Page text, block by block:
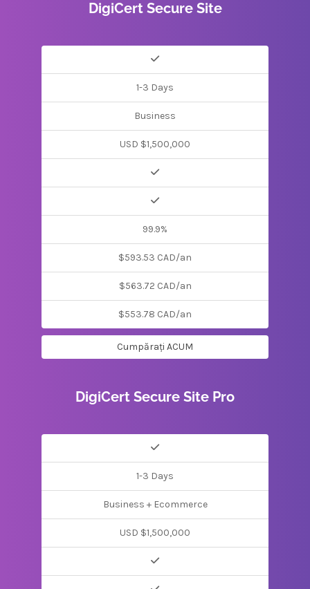
DigiCert Secure Site
1-3 Days
Business
USD $1,500,000
99.9%
$593.53 CAD/an
$563.72 CAD/an
$553.78 CAD/an
Cumpărați ACUM
DigiCert Secure Site Pro
1-3 Days
Business + Ecommerce
USD $1,500,000